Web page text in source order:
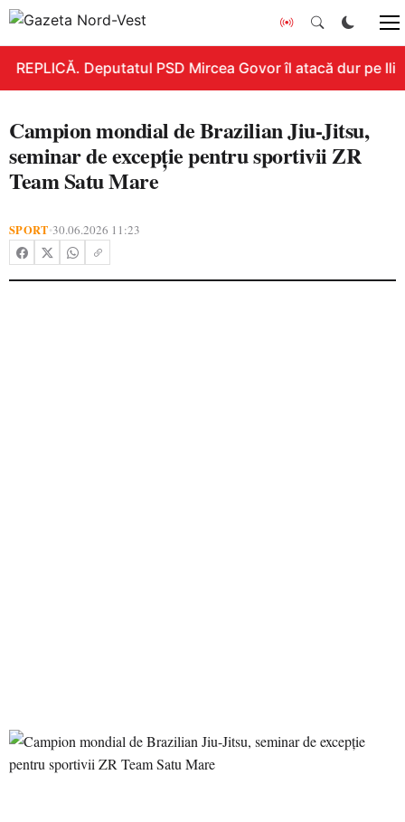
REPLICĂ. Deputatul PSD Mircea Govor îl atacă dur pe
Campion mondial de Brazilian Jiu-Jitsu,
seminar de excepție pentru sportivii ZR
Team Satu Mare
SPORT•30.06.2026 11:23